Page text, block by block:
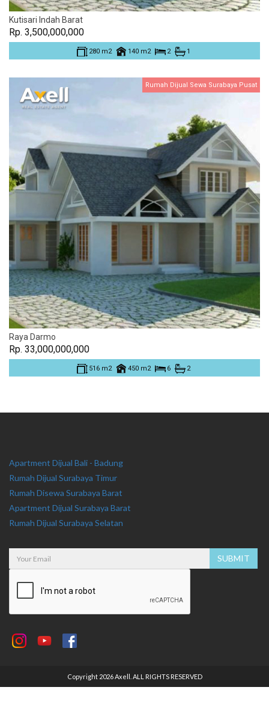
Kutisari Indah Barat
Rp. 3,500,000,000
280 m2 140 m2 2 1
Rumah Dijual Sewa Surabaya Pusat
Raya Darmo
Rp. 33,000,000,000
516 m2 450 m2 6 2
Apartment Dijual Bali - Badung
Rumah Dijual Surabaya Timur
Rumah Disewa Surabaya Barat
Apartment Dijual Surabaya Barat
Rumah Dijual Surabaya Selatan
Copyright 2026 Axell. ALL RIGHTS RESERVED